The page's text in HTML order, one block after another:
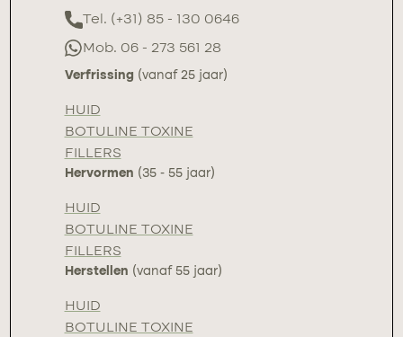
Tel. (+31) 85 - 130 0646
Mob. 06 - 273 561 28
Verfrissing (vanaf 25 jaar)
HUID
BOTULINE TOXINE
FILLERS
Hervormen (35 - 55 jaar)
HUID
BOTULINE TOXINE
FILLERS
Herstellen (vanaf 55 jaar)
HUID
BOTULINE TOXINE